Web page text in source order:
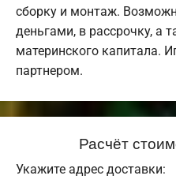
сборку и монтаж.
деньгами, в рассрочку, а
материнского капитала.
партнером.
Расчёт
Укажите адрес доставки: